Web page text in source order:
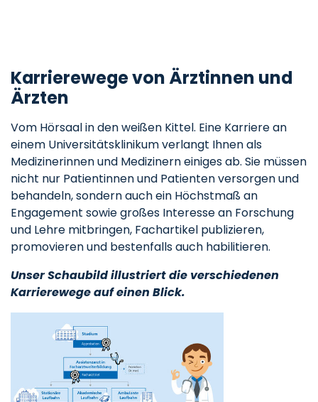
Karrierewege von Ärztinnen und
Ärzten
Vom Hörsaal in den weißen Kittel. Eine Karriere an
einem Universitätsklinikum verlangt Ihnen als
Medizinerinnen und Medizinern einiges ab. Sie müssen
nicht nur Patientinnen und Patienten versorgen und
behandeln, sondern auch ein Höchstmaß an
Engagement sowie großes Interesse an Forschung
und Lehre mitbringen, Fachartikel publizieren,
promovieren und bestenfalls auch habilitieren.
Unser Schaubild illustriert die verschiedenen
Karrierewege auf einen Blick.